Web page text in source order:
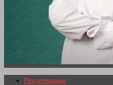
Популярные